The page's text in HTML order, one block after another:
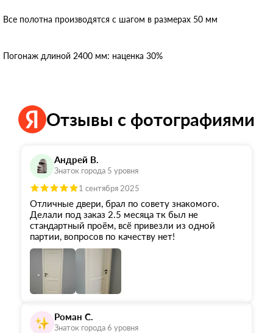
Все полотна производятся с шагом в размерах 50 мм
Погонаж длиной 2400 мм: наценка 30%
Отзывы с фотографиями
Андрей В.
Знаток города 5 уровня
1 сентября 2025
Отличные двери, брал по совету знакомого.
Делали под заказ 2.5 месяца тк был не
стандартный проём, всё привезли из одной
партии, вопросов по качеству нет!
Роман С.
Знаток города 6 уровня